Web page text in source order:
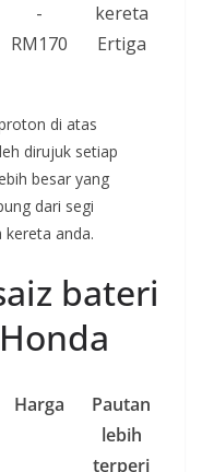
-
RM170
kereta
Ertiga
di atas
dirujuk setiap
besar yang
dari segi
anda.
bateri
Harga
Pautan
lebih
terperi